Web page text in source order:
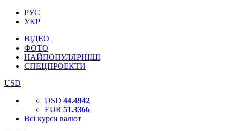
РУС
УКР
ВІДЕО
ФОТО
НАЙПОПУЛЯРНІШІ
СПЕЦПРОЕКТИ
USD
USD 44.4942
EUR 51.3366
Всі курси валют